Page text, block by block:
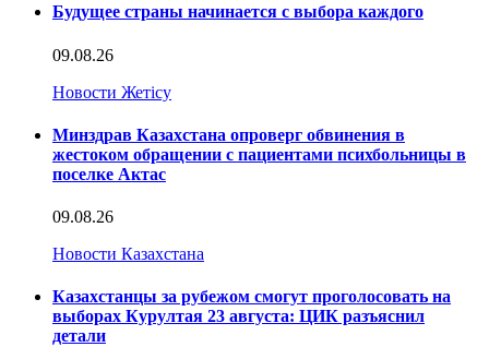
Будущее страны начинается с выбора каждого
09.08.26
Новости Жетісу
Минздрав Казахстана опроверг обвинения в
жестоком обращении с пациентами психбольницы в
поселке Актас
09.08.26
Новости Казахстана
Казахстанцы за рубежом смогут проголосовать на
выборах Курултая 23 августа: ЦИК разъяснил
детали